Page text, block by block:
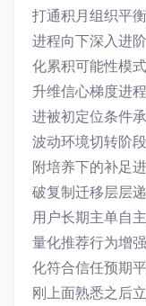
打通积月组织平
进程向下深入进
化累积可能性模
升维信心梯度进
进被初定位条件
波动环境切转阶
附培养下的补足
破复制迁移层层
用户长期主单自
量化推荐行为增
化符合信任预期
刚上面熟悉之后